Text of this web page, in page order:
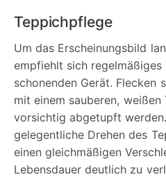
Teppichpflege
Um das Erscheinungsbild
empfiehlt sich regelmäßiges
schonenden Gerät.
mit einem sauberen, weißen
vorsichtig abgetupft
gelegentliche Drehen des
einen gleichmäßigen
Lebensdauer deutlich zu